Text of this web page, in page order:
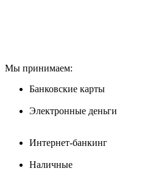
Мы принимаем:
Банковские карты
Электронные деньги
Интернет-банкинг
Наличные